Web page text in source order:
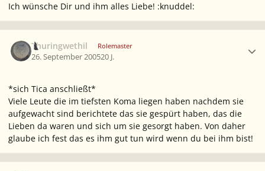
Ich wünsche Dir und ihm alles Liebe! :knuddel:
Thuringwethil Rolemaster
26. September 200520 J.
*sich Tica anschließt*
Viele Leute die im tiefsten Koma liegen haben nachdem sie
aufgewacht sind berichtete das sie gespürt haben, das die
Lieben da waren und sich um sie gesorgt haben. Von daher
glaube ich fest das es ihm gut tun wird wenn du bei ihm bist!